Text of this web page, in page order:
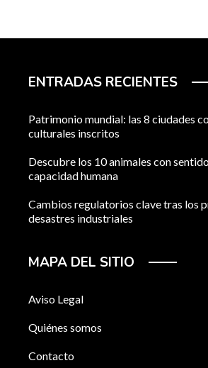
ENTRADAS RECIENTES
Patrimonio mundial: las 8 ciudades
culturales inscritos
Descubre los 10 animales con
capacidad humana
Cambios regulatorios clave tras los
desastres industriales
MAPA DEL SITIO
Aviso Legal
Quiénes somos
Contacto